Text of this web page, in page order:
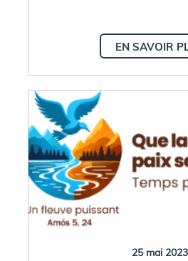
EN SAVOIR
25 mai 2023